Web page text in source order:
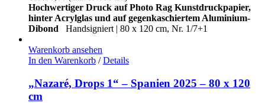
Hochwertiger Druck auf Photo Rag Kunstdruckpapier,
hinter Acrylglas und auf gegenkaschiertem Aluminium-
Dibond Handsigniert | 80 x 120 cm, Nr. 1/7+1
Warenkorb ansehen
In den Warenkorb / Details
„Nazaré, Drops 1“ – Spanien 2025 – 80 x 120
cm